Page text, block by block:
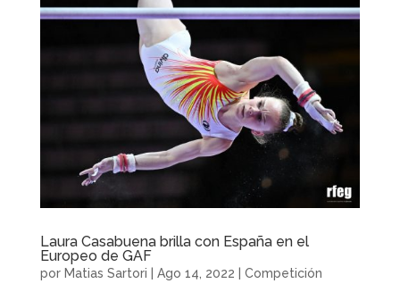
Laura Casabuena brilla con España en el
Europeo de GAF
por Matias Sartori Ago 14, 2022 Competición